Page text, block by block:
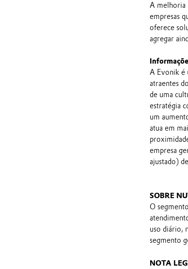
A melhoria
empresas
oferece
agregar
A Evonik é
atraentes
de uma
estratégia
um
atua em
empresa
ajustado)
SOBRE
O
uso diário,
segmento
NOTA